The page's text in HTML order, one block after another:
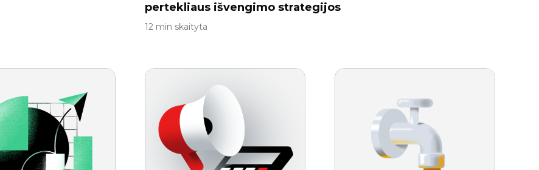
pertekliaus išvengimo strategijos
12 min skaityta